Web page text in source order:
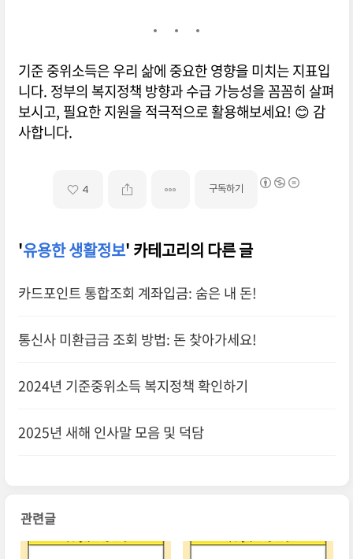
기준 중위소득은 우리 삶에 중요한 영향을 미치는 지표입
니다. 정부의 복지정책 방향과 수급 가능성을 꼼꼼히 살펴
보시고, 필요한 지원을 적극적으로 활용해보세요! 😊 감
사합니다.
4 구독하기
'유용한 생활정보' 카테고리의 다른 글
카드포인트 통합조회 계좌입금: 숨은 내 돈!
통신사 미환급금 조회 방법: 돈 찾아가세요!
2024년 기준중위소득 복지정책 확인하기
2025년 새해 인사말 모음 및 덕담
관련글